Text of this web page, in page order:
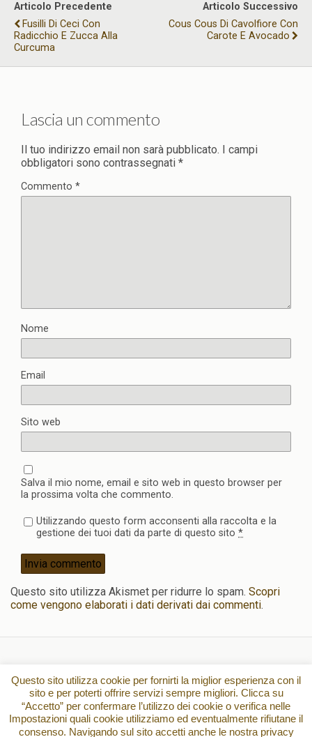
Articolo Precedente
Fusilli Di Ceci Con
Radicchio E Zucca Alla
Curcuma
Articolo Successivo
Cous Cous Di Cavolfiore Con
Carote E Avocado
Lascia un commento
Il tuo indirizzo email non sarà pubblicato. I campi
obbligatori sono contrassegnati *
Commento *
Nome
Email
Sito web
Salva il mio nome, email e sito web in questo browser per
la prossima volta che commento.
Utilizzando questo form acconsenti alla raccolta e la
gestione dei tuoi dati da parte di questo sito *
Questo sito utilizza Akismet per ridurre lo spam. Scopri
come vengono elaborati i dati derivati dai commenti.
Torna su
Dispositivo Portatile Pc Desktop
Questo sito utilizza cookie per fornirti la miglior esperienza con il
sito e per poterti offrire servizi sempre migliori. Clicca su
“Accetto” per confermare l’utilizzo dei cookie o verifica nelle
Impostazioni quali cookie utilizziamo ed eventualmente rifiutane il
consenso. Navigando sul sito accetti anche le nostra privacy